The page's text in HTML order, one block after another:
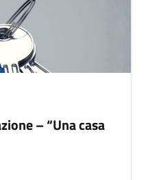
– “Una casa